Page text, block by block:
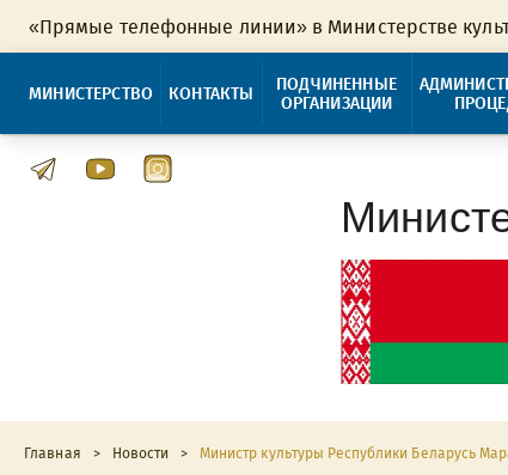
«Прямые телефонные линии» в Министерстве
МИНИСТЕРСТВО КОНТАКТЫ
ПОДЧИНЕННЫЕ
ОРГАНИЗАЦИИ
Главная > Новости >
Министр культуры Республики Беларусь